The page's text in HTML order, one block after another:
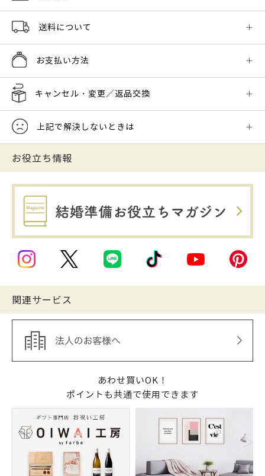
送料について
お支払い方法
キャンセル・変更／返品交換
上記で解決しないときは
お役立ち情報
関連サービス
あわせ買いOK！
ポイントも共通で使用できます